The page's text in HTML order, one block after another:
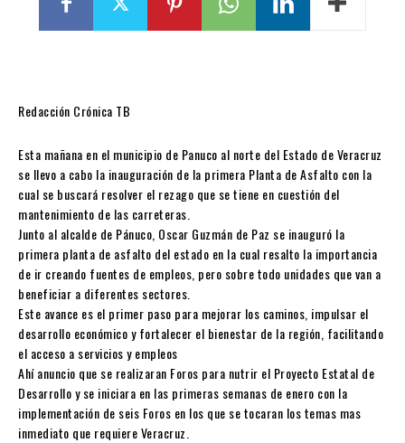
Redacción Crónica TB
Esta mañana en el municipio de Panuco al norte del Estado de Veracruz
se llevo a cabo la inauguración de la primera Planta de Asfalto con la
cual se buscará resolver el rezago que se tiene en cuestión del
mantenimiento de las carreteras.
Junto al alcalde de Pánuco, Oscar Guzmán de Paz se inauguró la
primera planta de asfalto del estado en la cual resalto la importancia
de ir creando fuentes de empleos, pero sobre todo unidades que van a
beneficiar a diferentes sectores.
Este avance es el primer paso para mejorar los caminos, impulsar el
desarrollo económico y fortalecer el bienestar de la región, facilitando
el acceso a servicios y empleos
Ahí anuncio que se realizaran Foros para nutrir el Proyecto Estatal de
Desarrollo y se iniciara en las primeras semanas de enero con la
implementación de seis Foros en los que se tocaran los temas mas
inmediato que requiere Veracruz.